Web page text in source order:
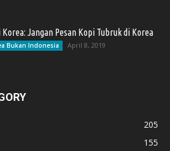
Korea: Jangan Pesan Kopi Tubruk di Korea
Bukan Indonesia April 8, 2019
205
155